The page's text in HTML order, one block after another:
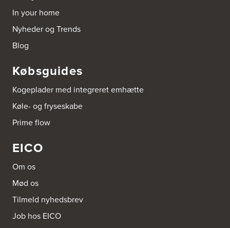
In your home
Nyheder og Trends
Blog
Købsguides
Kogeplader med integreret emhætte
Køle- og fryseskabe
Prime flow
EICO
Om os
Mød os
Tilmeld nyhedsbrev
Job hos EICO